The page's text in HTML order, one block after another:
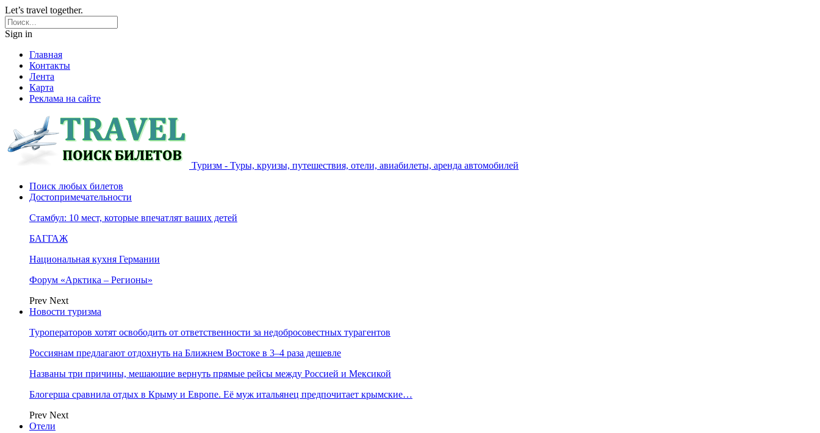
Let’s travel together.
Sign in
Главная
Контакты
Лента
Карта
Реклама на сайте
Туризм - Туры, круизы, путешествия, отели, авиабилеты, аренда автомобилей
Поиск любых билетов
Достопримечательности
Стамбул: 10 мест, которые впечатлят ваших детей
БАГГАЖ
Национальная кухня Германии
Форум «Арктика – Регионы»
Prev Next
Новости туризма
Туроператоров хотят освободить от ответственности за недобросовестных турагентов
Россиянам предлагают отдохнуть на Ближнем Востоке в 3–4 раза дешевле
Названы три причины, мешающие вернуть прямые рейсы между Россией и Мексикой
Блогерша сравнила отдых в Крыму и Европе. Её муж итальянец предпочитает крымские…
Prev Next
Отели